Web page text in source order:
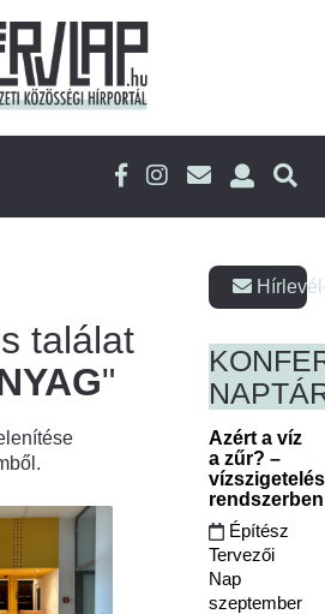
találat
"
Azért a víz
a zűr? –
Építész
Tervezői
Nap
szeptember